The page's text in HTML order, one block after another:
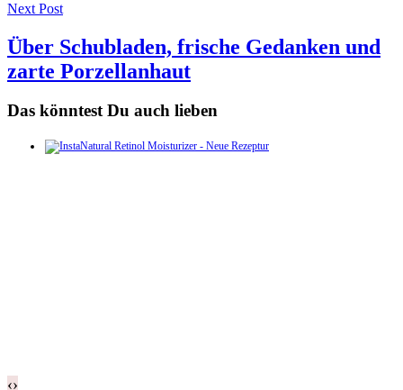
Next Post
Über Schubladen, frische Gedanken und
zarte Porzellanhaut
Das könntest Du auch lieben
‹›